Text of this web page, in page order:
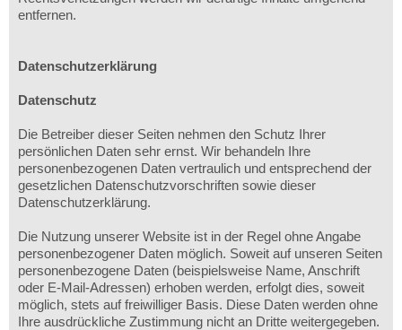
entfernen.
Datenschutzerklärung
Datenschutz
Die Betreiber dieser Seiten nehmen den Schutz Ihrer
persönlichen Daten sehr ernst. Wir behandeln Ihre
personenbezogenen Daten vertraulich und entsprechend der
gesetzlichen Datenschutzvorschriften sowie dieser
Datenschutzerklärung.
Die Nutzung unserer Website ist in der Regel ohne Angabe
personenbezogener Daten möglich. Soweit auf unseren Seiten
personenbezogene Daten (beispielsweise Name, Anschrift
oder E-Mail-Adressen) erhoben werden, erfolgt dies, soweit
möglich, stets auf freiwilliger Basis. Diese Daten werden ohne
Ihre ausdrückliche Zustimmung nicht an Dritte weitergegeben.